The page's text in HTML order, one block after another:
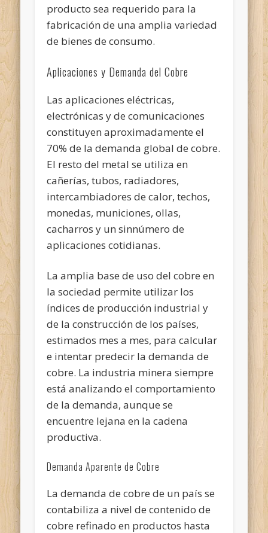
producto sea requerido para la
fabricación de una amplia variedad
de bienes de consumo.
Aplicaciones y Demanda del Cobre
Las aplicaciones eléctricas,
electrónicas y de comunicaciones
constituyen aproximadamente el
70% de la demanda global de cobre.
El resto del metal se utiliza en
cañerías, tubos, radiadores,
intercambiadores de calor, techos,
monedas, municiones, ollas,
cacharros y un sinnúmero de
aplicaciones cotidianas.
La amplia base de uso del cobre en
la sociedad permite utilizar los
índices de producción industrial y
de la construcción de los países,
estimados mes a mes, para calcular
e intentar predecir la demanda de
cobre. La industria minera siempre
está analizando el comportamiento
de la demanda, aunque se
encuentre lejana en la cadena
productiva.
Demanda Aparente de Cobre
La demanda de cobre de un país se
contabiliza a nivel de contenido de
cobre refinado en productos hasta